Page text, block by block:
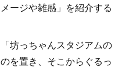
ージや雑感」を紹介する
坊っちゃんスタジアムの
を置き、そこからぐるっ